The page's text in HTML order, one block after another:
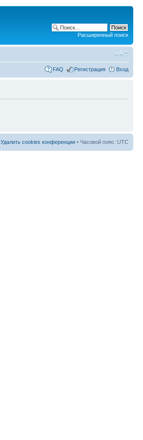
Расширенный поиск
FAQ Регистрация Вход
Удалить cookies конференции • Часовой пояс: UTC